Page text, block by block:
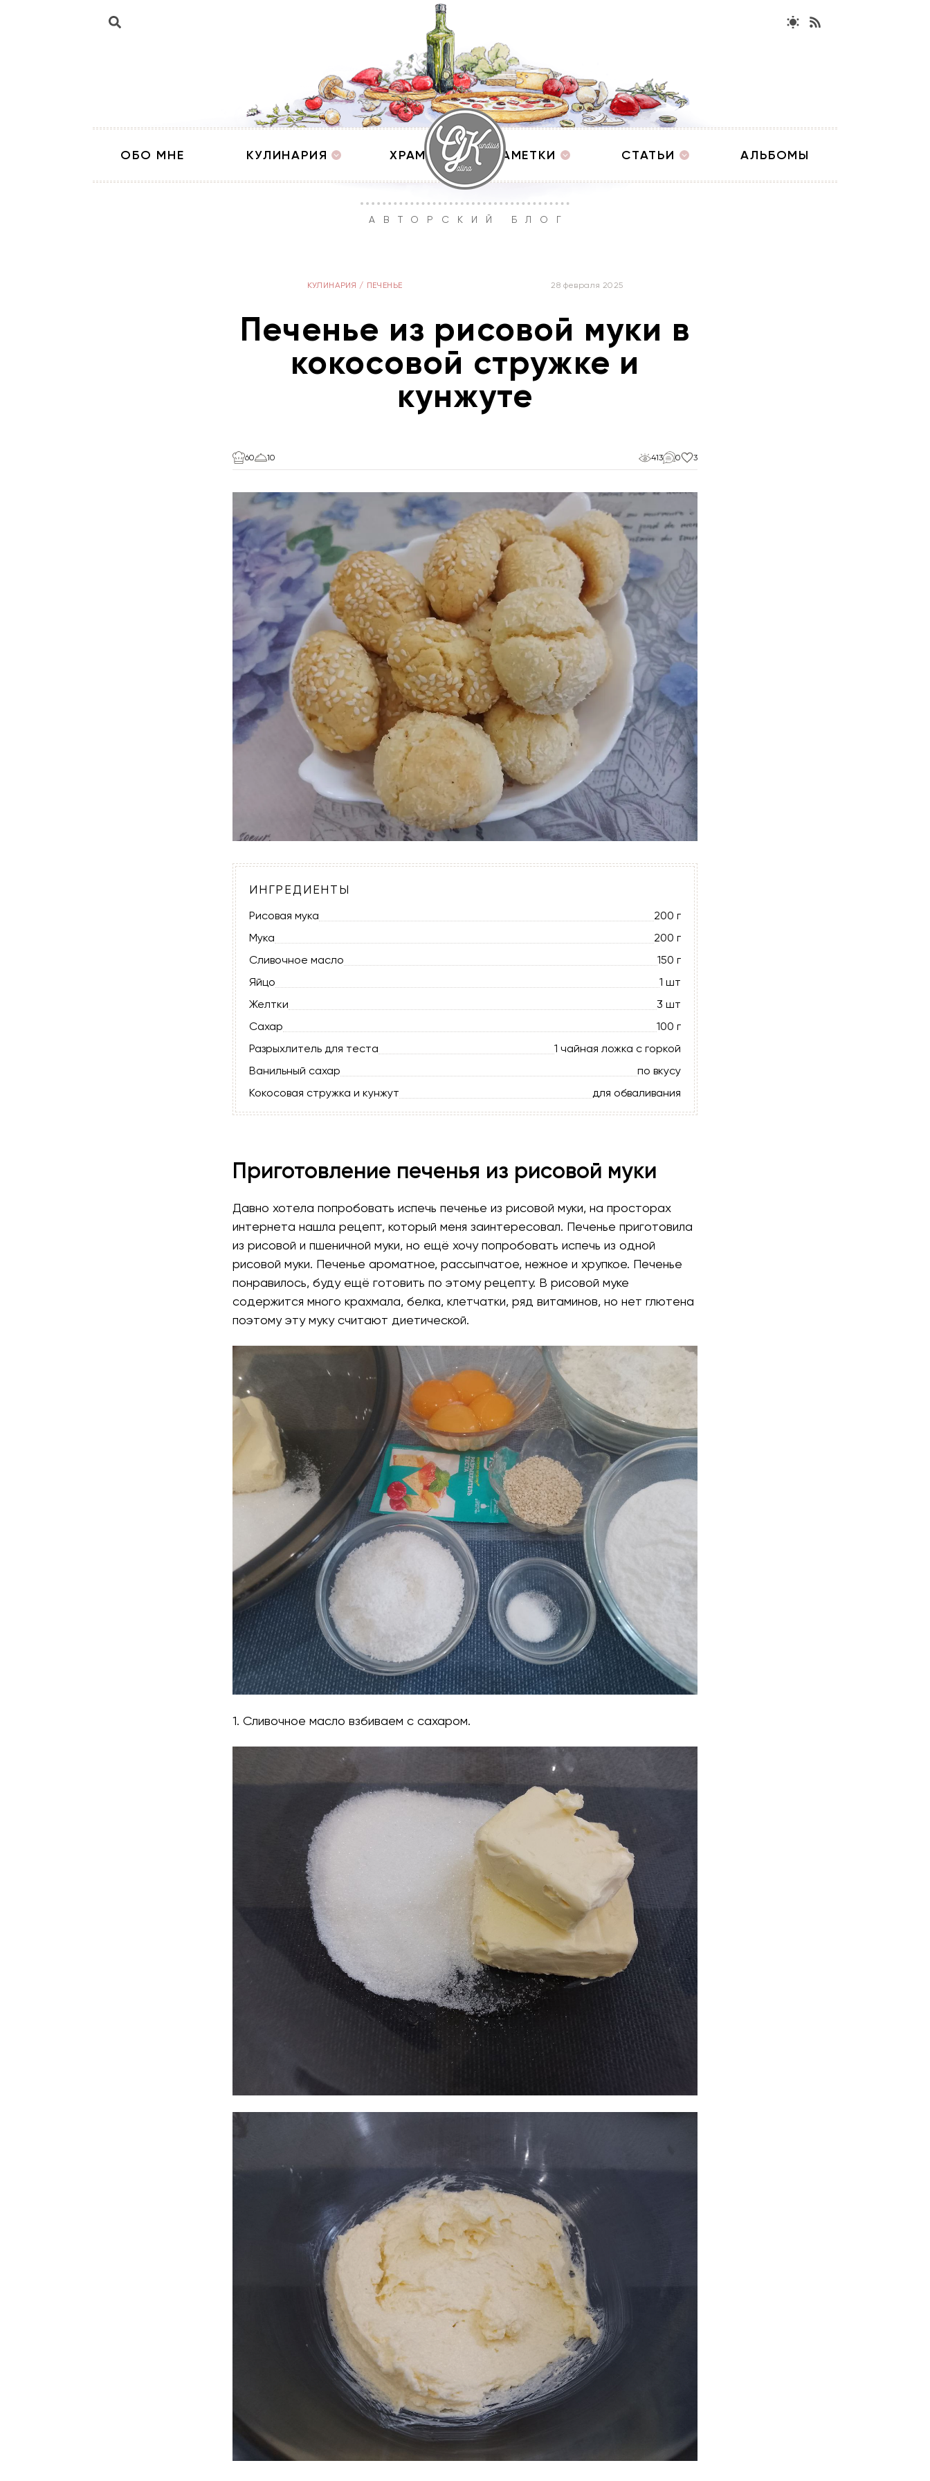
ОБО МНЕ КУЛИНАРИЯ ХРАМЫ ЗАМЕТКИ СТАТЬИ АЛЬБОМЫ
АВТОРСКИЙ БЛОГ
КУЛИНАРИЯ / ПЕЧЕНЬЕ 28 февраля 2025
Печенье из рисовой муки в
кокосовой стружке и
кунжуте
60 10 413 0 3
ИНГРЕДИЕНТЫ
Рисовая мука
200 г
Мука
200 г
Сливочное масло
150 г
Яйцо
1 шт
Желтки
3 шт
Сахар
100 г
Разрыхлитель для теста
1 чайная ложка с горкой
Ванильный сахар
по вкусу
Кокосовая стружка и кунжут
для обваливания
Приготовление печенья из рисовой муки
Давно хотела попробовать испечь печенье из рисовой муки, на просторах
интернета нашла рецепт, который меня заинтересовал. Печенье приготовила
из рисовой и пшеничной муки, но ещё хочу попробовать испечь из одной
рисовой муки. Печенье ароматное, рассыпчатое, нежное и хрупкое. Печенье
понравилось, буду ещё готовить по этому рецепту. В рисовой муке
содержится много крахмала, белка, клетчатки, ряд витаминов, но нет глютена
поэтому эту муку считают диетической.
1. Сливочное масло взбиваем с сахаром.